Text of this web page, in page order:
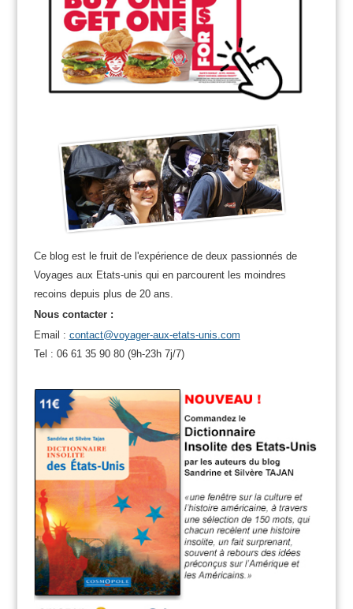
Ce blog est le fruit de l'expérience de deux passionnés de
Voyages aux Etats-unis qui en parcourent les moindres
recoins depuis plus de 20 ans.
Nous contacter :
Email : contact@voyager-aux-etats-unis.com
Tel : 06 61 35 90 80 (9h-23h 7j/7)